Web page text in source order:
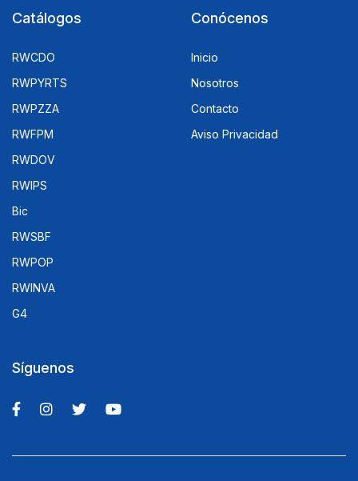
Catálogos
RWCDO
RWPYRTS
RWPZZA
RWFPM
RWDOV
RWIPS
Bic
RWSBF
RWPOP
RWINVA
G4
Conócenos
Inicio
Nosotros
Contacto
Aviso Privacidad
Síguenos